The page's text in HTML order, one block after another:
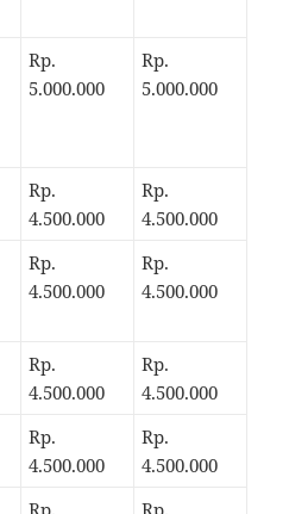
Rp.
5.000.000
Rp.
5.000.000
Rp.
4.500.000
Rp.
4.500.000
Rp.
4.500.000
Rp.
4.500.000
Rp.
4.500.000
Rp.
4.500.000
Rp.
4.500.000
Rp.
4.500.000
Rp.
Rp.